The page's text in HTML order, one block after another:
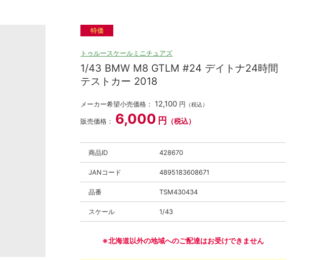
特価
トゥルースケールミニチュアズ
1/43 BMW M8 GTLM #24 デイトナ24時間
テストカー 2018
メーカー希望小売価格： 12,100 円 （税込）
販売価格： 6,000 円 （税込）
商品ID 428670
JANコード 4895183608671
品番 TSM430434
スケール 1/43
※北海道以外の地域へのご配達はお受けできません